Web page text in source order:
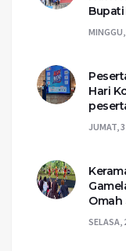
Hari
JUMAT,
Omah
SELASA,